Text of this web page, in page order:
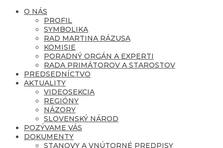
O NÁS
PROFIL
SYMBOLIKA
RAD MARTINA RÁZUSA
KOMISIE
PORADNÝ ORGÁN A EXPERTI
RADA PRIMÁTOROV A STAROSTOV
PREDSEDNÍCTVO
AKTUALITY
VIDEOSEKCIA
REGIÓNY
NÁZORY
SLOVENSKÝ NÁROD
POZÝVAME VÁS
DOKUMENTY
STANOVY A VNÚTORNÉ PREDPISY